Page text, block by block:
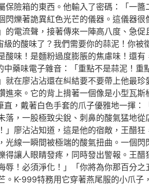
保險箱的東西。他輸入了密碼：「一
爍著詭異紅色光芒的儀器。這儀器
電流聲，接著傳來一陣高八度、急
的酸味了？我們需要你的蒜泥！你
味！是麵粉過度膨脹的焦慮味！還
藥味電子雜音：「重點不是蒜泥！
在廖沾沾還在糾結要不要帶上他最
來。它的背上揹著一個像是小型瓦
戴著白色手套的爪子優雅地一揮：
落，一股極致尖銳、刺鼻的酸氣猛地
廖沾沾知道，這是他的宿敵，王醋
線一瞬間被極端的酸氣扭曲。一個
讓人眼睛發疼，同時發出警報。王
！必須淨化！」「你將為你那百分
K-999特務用它穿著燕尾服的小爪